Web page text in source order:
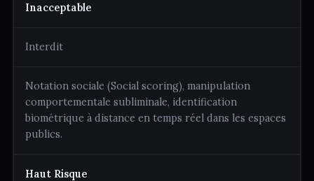
Inacceptable
Interdit
Notation sociale (Social scoring), manipulation
comportementale subliminale, identification
biométrique à distance en temps réel dans les espaces
publics.
Haut Risque